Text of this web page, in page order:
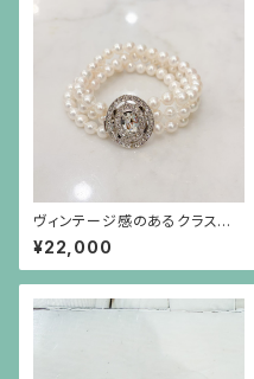
ヴィンテージ感のあるクラスプ
（銀色）のパール3連ブレスレット
¥22,000